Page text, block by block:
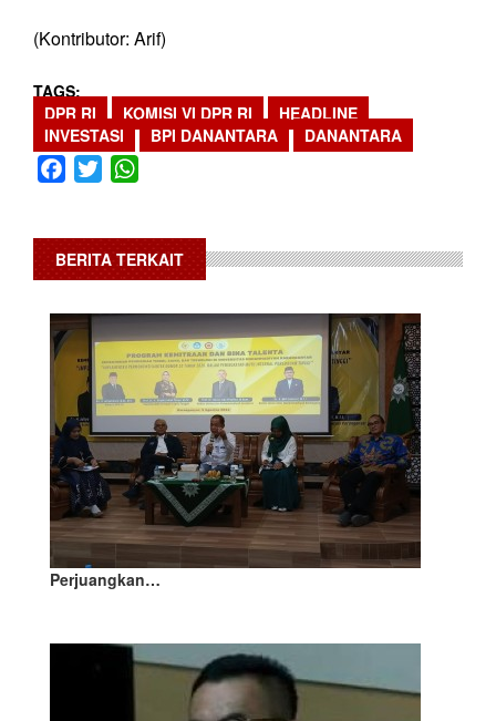
(Kontributor: Arif)
TAGS
DPR RI
KOMISI VI DPR RI
HEADLINE
INVESTASI
BPI DANANTARA DANANTARA
Facebook
Twitter
BERITA TERKAIT
Perjuangkan…